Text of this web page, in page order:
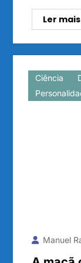
Ler mais
Ciência
Manuel